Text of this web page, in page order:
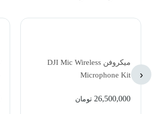
میکروفن DJI Mic Wireless
Microphone Kit
26,500,000 تومان
‹